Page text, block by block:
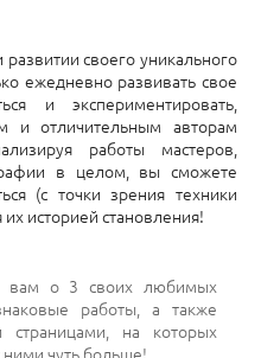
своего уникального
ежедневно развивать свое
и экспериментировать,
и отличительным авторам
работы мастеров,
в целом, вы сможете
(с точки зрения техники
историей становления!
вам о 3 своих любимых
работы, а также
на которых